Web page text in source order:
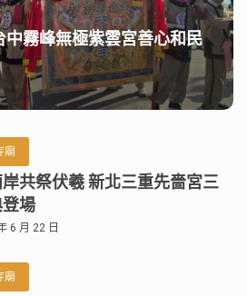
中霧峰無極紫雲宮善心和民
廟
共祭伏羲 新北三重先嗇宮三
場
6 月 22 日
廟